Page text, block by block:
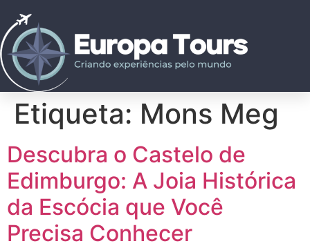
Etiqueta: Mons Meg
Descubra o Castelo de
Edimburgo: A Joia Histórica
da Escócia que Você
Precisa Conhecer